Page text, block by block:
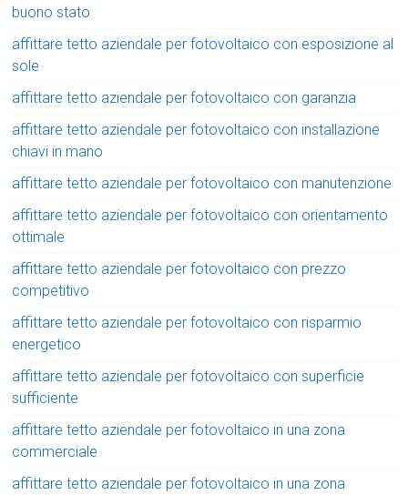
buono stato
affittare tetto aziendale per fotovoltaico con esposizione al
sole
affittare tetto aziendale per fotovoltaico con garanzia
affittare tetto aziendale per fotovoltaico con installazione
chiavi in mano
affittare tetto aziendale per fotovoltaico con manutenzione
affittare tetto aziendale per fotovoltaico con orientamento
ottimale
affittare tetto aziendale per fotovoltaico con prezzo
competitivo
affittare tetto aziendale per fotovoltaico con risparmio
energetico
affittare tetto aziendale per fotovoltaico con superficie
sufficiente
affittare tetto aziendale per fotovoltaico in una zona
commerciale
affittare tetto aziendale per fotovoltaico in una zona